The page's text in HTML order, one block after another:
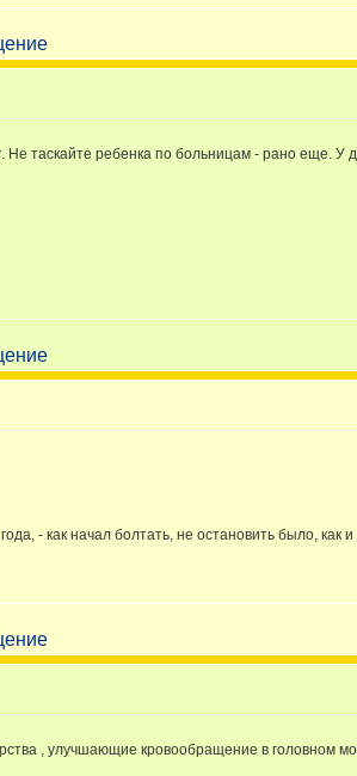
таскайте ребенка по больницам - рано еще. У
- как начал болтать, не остановить было, как
, улучшающие кровообращение в головном